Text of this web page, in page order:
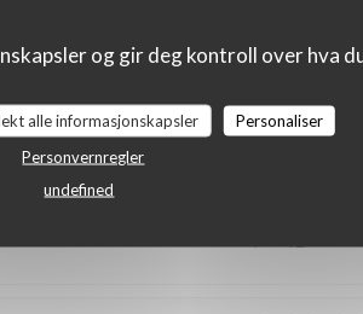
og gir deg kontroll over hva
alle informasjonskapsler
Personaliser
Personvernregler
undefined
moment à La Closerie des Lilas et que
qualité de la cuisine. Savoir que cette
heureux de vous accueillir de nouveau à La